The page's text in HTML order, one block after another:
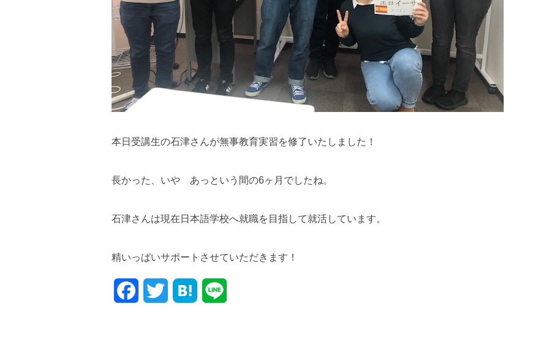
本日受講生の石津さんが無事教育実習を修了いたしました！
長かった、いや あっという間の6ヶ月でしたね。
石津さんは現在日本語学校へ就職を目指して就活しています。
精いっぱいサポートさせていただきます！
FacebookTwitter